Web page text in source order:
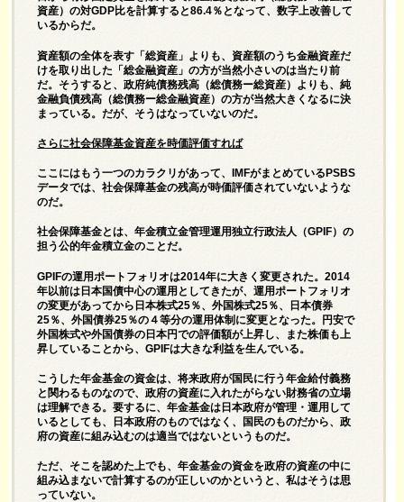
資産）の対GDP比を計算すると86.4％となって、数字上改善して
いるからだ。
資産額の全体を表す「総資産」よりも、資産額のうち金融資産だ
けを取り出した「総金融資産」の方が当然小さいのは当たり前
だ。そうすると、政府純債務残高（総債務ー総資産）よりも、純
金融負債残高（総債務ー総金融資産）の方が当然大きくなるに決
まっている。だが、そうはなっていないのだ。
さらに社会保障基金資産を時価評価すれば
ここにはもう一つのカラクリがあって、IMFがまとめているPSBS
データでは、社会保障基金の残高が時価評価されていないような
のだ。
社会保障基金とは、年金積立金管理運用独立行政法人（GPIF）の
担う公的年金積立金のことだ。
GPIFの運用ポートフォリオは2014年に大きく変更された。2014
年以前は日本国債中心の運用としてきたが、運用ポートフォリオ
の変更があってから日本株式25％、外国株式25％、日本債券
25％、外国債券25％の４等分の運用体制に変更となった。円安で
外国株式や外国債券の日本円での評価額が上昇し、また株価も上
昇していることから、GPIFは大きな利益を生んでいる。
こうした年金基金の資金は、将来政府が国民に行う年金給付義務
と関わるものなので、政府の資産に入れたがらない財務省の立場
は理解できる。要するに、年金基金は日本政府が管理・運用して
いるとしても、日本政府のものではなく、国民のものだから、政
府の資産に組み込むのは適当ではないというものだ。
ただ、そこを認めた上でも、年金基金の資金を政府の資産の中に
組み込まないで計算するのが正しいのかというと、私はそうは思
っていない。